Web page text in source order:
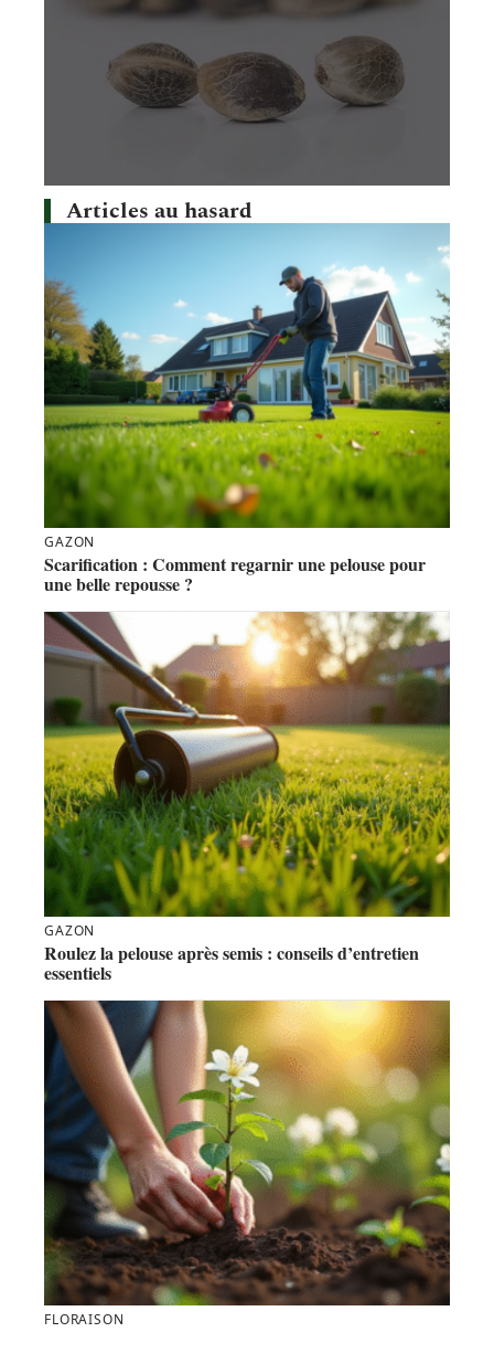
Articles au hasard
GAZON
Scarification : Comment regarnir une pelouse pour
une belle repousse ?
GAZON
Roulez la pelouse après semis : conseils d’entretien
essentiels
FLORAISON